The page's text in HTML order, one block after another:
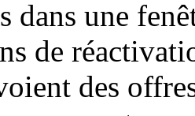
dans une
de
des